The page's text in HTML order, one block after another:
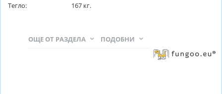
Тегло: 167 кг.
ПОДОБНИ
ОЩЕ ОТ РАЗДЕЛА